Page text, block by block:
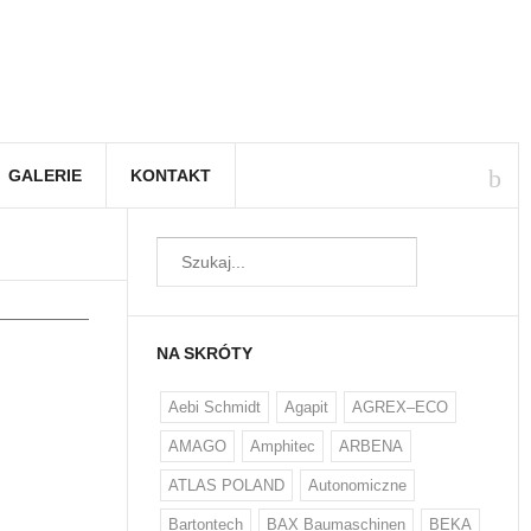
GALERIE KONTAKT
NA SKRÓTY
Aebi Schmidt Agapit AGREX–ECO
AMAGO Amphitec ARBENA
ATLAS POLAND Autonomiczne
Bartontech BAX Baumaschinen BEKA